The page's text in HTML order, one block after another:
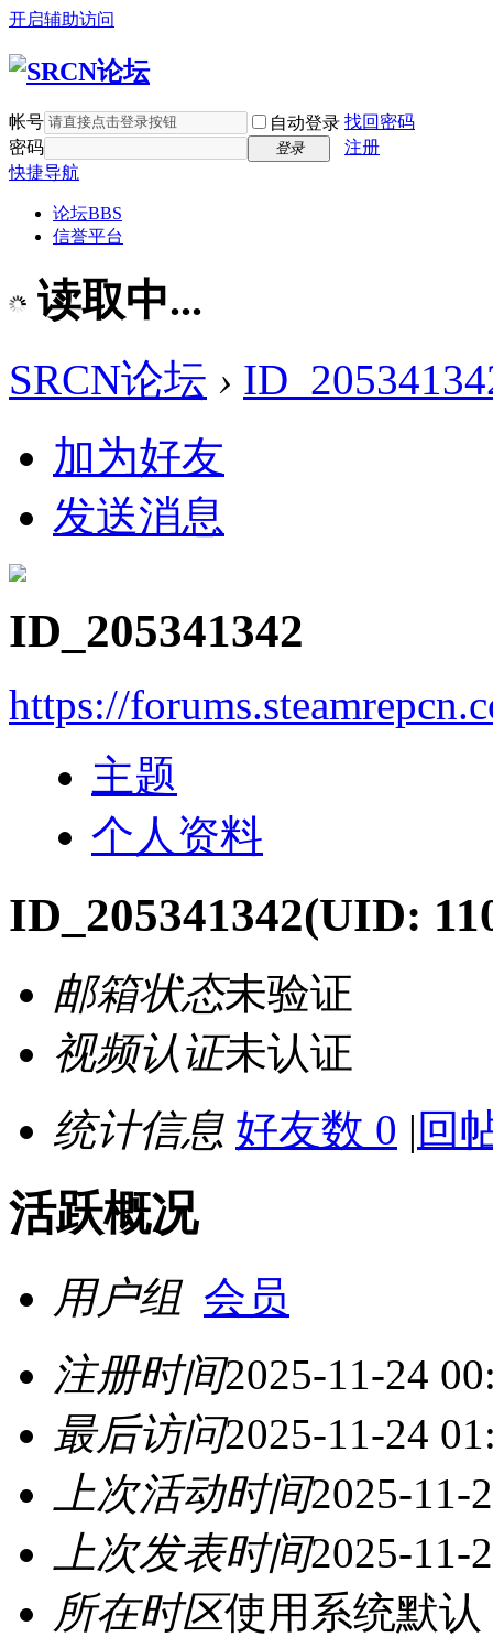
开启辅助访问
帐号 自动登录 找回密码
密码
登录
注册
快捷导航
论坛BBS
信誉平台
读取中...
SRCN论坛 ›
加为好友
发送消息
ID_205341342
https://
主题
个人资料
ID_205341342(UID:
邮箱状态未验证
视频认证未认证
统计信息 好友数 0 | 回
活跃概况
用户组 会员
注册时间2025-11-24
最后访问2025-11-24
上次活动时间2025-11-
上次发表时间2025-11-
所在时区使用系统默认